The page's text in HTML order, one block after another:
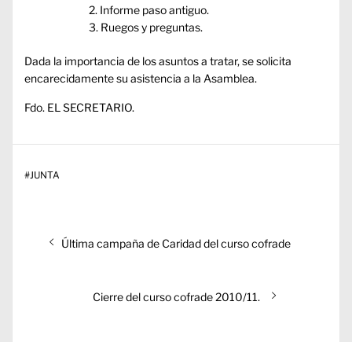
Informe paso antiguo.
Ruegos y preguntas.
Dada la importancia de los asuntos a tratar, se solicita
encarecidamente su asistencia a la Asamblea.
Fdo. EL SECRETARIO.
#JUNTA
Navegación
Entrada
Última campaña de Caridad del curso cofrade
Entrada
Cierre del curso cofrade 2010/11.